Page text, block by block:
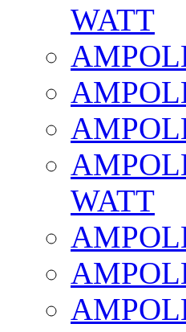
WATT
WATT